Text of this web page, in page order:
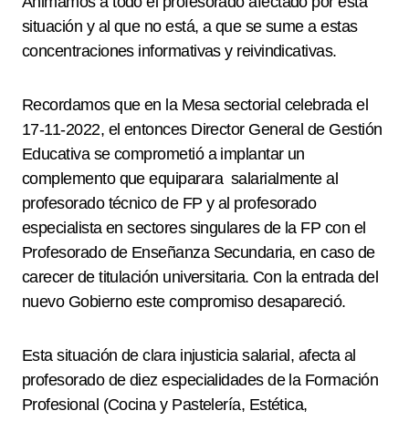
situación y al que no está, a que se sume a estas
concentraciones informativas y reivindicativas.
Recordamos que en la Mesa sectorial celebrada el
17-11-2022, el entonces Director General de Gestión
Educativa se comprometió a implantar un
complemento que equiparara salarialmente al
profesorado técnico de FP y al profesorado
especialista en sectores singulares de la FP con el
Profesorado de Enseñanza Secundaria, en caso de
carecer de titulación universitaria. Con la entrada del
nuevo Gobierno este compromiso desapareció.
Esta situación de clara injusticia salarial, afecta al
profesorado de diez especialidades de la Formación
Profesional (Cocina y Pastelería, Estética,